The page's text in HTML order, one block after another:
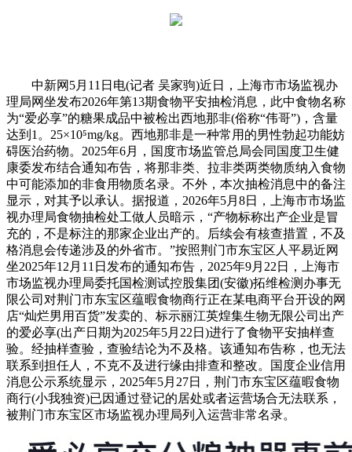
中新网5月11日电(记者 吴家驹)近日，上海市市场监视办
理局网坐发布2026年第13期食物平安抽检消息，此中食物名称
为“爱必享”的糖果成品中被检出西地那非(俗称“伟哥”)，含量
达到1。25×10⁵mg/kg。西地那非是一种常用的男性勃起功能妨
碍医治药物。2025年6月，国度市场监管总局会同国度卫生健
康委发布结合通知布告，将那非类、拉非类两类物质纳入食物
中可能添加的非食用物质名录。不外，本次抽检消息中的备注
显示，对其予以承认。据报道，2026年5月8日，上海市市场监
视办理局食物抽检处工做人员暗示，“产物标称出产企业是冒
充的，不是标注的那家企业出产的。后续会有核查措置，不及
格消息会传递涉及的外省市。”按照荆门市东宝区人平易近网
坐2025年12月11日发布的通知布告，2025年9月22日，上海市
市场监视办理局委托国检测试控股集团(安徽)拓维检测办事无
限公司对荆门市东宝区蕴暇食物商行正在某电商平台开设的网
店“灿烂男用百货”发卖的、标示丽江英煌集生物无限公司出产
的爱必享(出产日期为2025年5月22日)进行了食物平安抽样查
验。经抽样查验，查验结论为不及格。该通知布告称，也无法
联系到担任人，不克不及进行缘由排查和整改。国度企业信用
消息公示系统显示，2025年5月27日，荆门市东宝区蕴暇食物
商行(小我独资)已因通过登记的居处或者运营场合无法联系，
被荆门市东宝区市场监视办理局列入运营非常名录。